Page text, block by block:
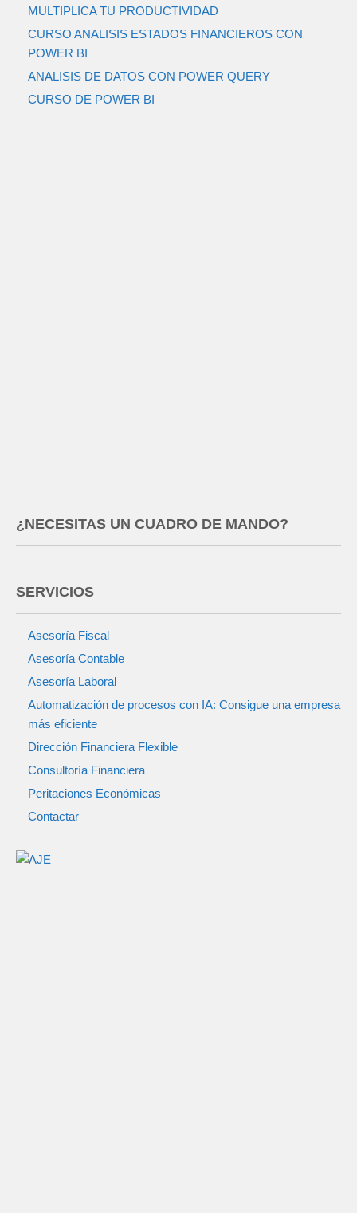
MULTIPLICA TU PRODUCTIVIDAD
CURSO ANALISIS ESTADOS FINANCIEROS CON
POWER BI
ANALISIS DE DATOS CON POWER QUERY
CURSO DE POWER BI
¿NECESITAS UN CUADRO DE MANDO?
SERVICIOS
Asesoría Fiscal
Asesoría Contable
Asesoría Laboral
Automatización de procesos con IA: Consigue una empresa
más eficiente
Dirección Financiera Flexible
Consultoría Financiera
Peritaciones Económicas
Contactar